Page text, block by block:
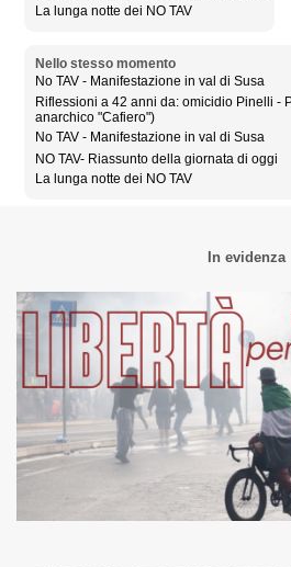
La lunga notte dei NO TAV
Nello stesso momento
No TAV - Manifestazione in val di Susa
Riflessioni a 42 anni da: omicidio Pinelli -
anarchico "Cafiero")
No TAV - Manifestazione in val di Susa
NO TAV- Riassunto della giornata di oggi
La lunga notte dei NO TAV
In evidenza